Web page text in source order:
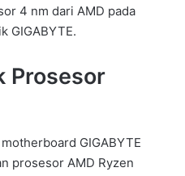
4 nm dari AMD pada
GIGABYTE.
Prosesor
GIGABYTE
prosesor AMD Ryzen